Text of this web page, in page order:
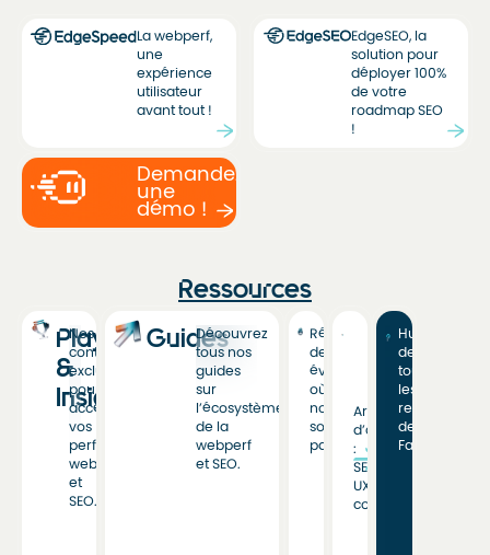
La webperf,
une
expérience
utilisateur
avant tout !
EdgeSEO, la
solution pour
déployer 100%
de votre
roadmap SEO
!
Demandez
une
démo !
Ressources
Playbooks
&
Insights
Nos
contenus
exclusifs
pour
accélérer
vos
performances
web
et
SEO.
GuidesDécouvrez
tous nos
guides
sur
l’écosystème
de la
webperf
et SEO.
Rétrospective
des
événements
où
nous
sommes
passés.
Articles
d’actualité
:
SEO,
UX,
conversion…
Hub
de
toutes
les
ressources
de
Fasterize.